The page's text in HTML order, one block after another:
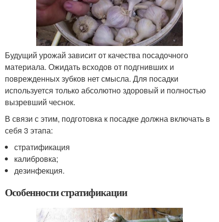
Будущий урожай зависит от качества посадочного
материала. Ожидать всходов от подгнивших и
поврежденных зубков нет смысла. Для посадки
используется только абсолютно здоровый и полностью
вызревший чеснок.
В связи с этим, подготовка к посадке должна включать в
себя 3 этапа:
стратификация
калибровка;
дезинфекция.
Особенности стратификации